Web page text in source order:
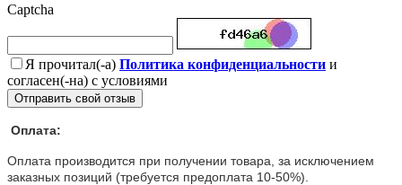
Captcha
Я прочитал(-а) Политика конфиденциальности и
согласен(-на) с условиями
Отправить свой отзыв
Оплата:
Оплата производится при получении товара, за исключением
заказных позиций (требуется предоплата 10-50%).